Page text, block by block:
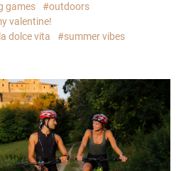
games
#outdoors
valentine!
dolce vita
#summer vibes